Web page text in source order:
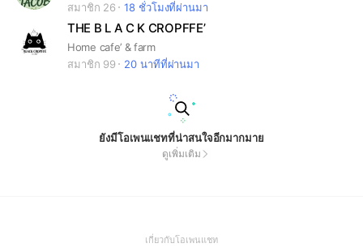
สมาชิก 26
18 ชั่วโมงที่ผ่านมา
THE B L A C K CROPFFE’
Home cafe’ & farm
สมาชิก 99
20 นาทีที่ผ่านมา
ยังมีโอเพนแชทที่น่าสนใจอีกมากมาย
ดูเพิ่มเติม
เกี่ยวกับโอเพนแชท(Open